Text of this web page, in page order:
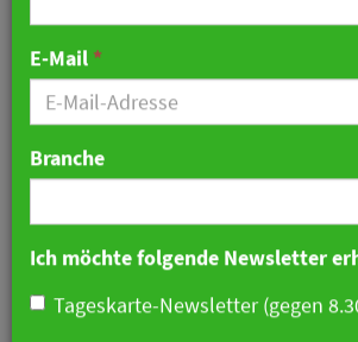
Wiedereröffnung:
Urlaubshotels
Stadthotels
gestartet
E-Mail *
Branche
Ich möchte folgende Newsletter
Tageskarte-Newsletter (gegen